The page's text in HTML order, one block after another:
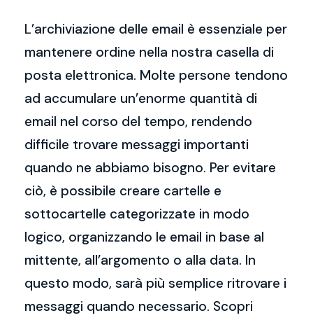
L’archiviazione delle email è essenziale per
mantenere ordine nella nostra casella di
posta elettronica. Molte persone tendono
ad accumulare un’enorme quantità di
email nel corso del tempo, rendendo
difficile trovare messaggi importanti
quando ne abbiamo bisogno. Per evitare
ciò, è possibile creare cartelle e
sottocartelle categorizzate in modo
logico, organizzando le email in base al
mittente, all’argomento o alla data. In
questo modo, sarà più semplice ritrovare i
messaggi quando necessario. Scopri